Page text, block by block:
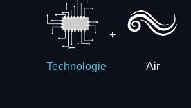
Technologie
+
Air